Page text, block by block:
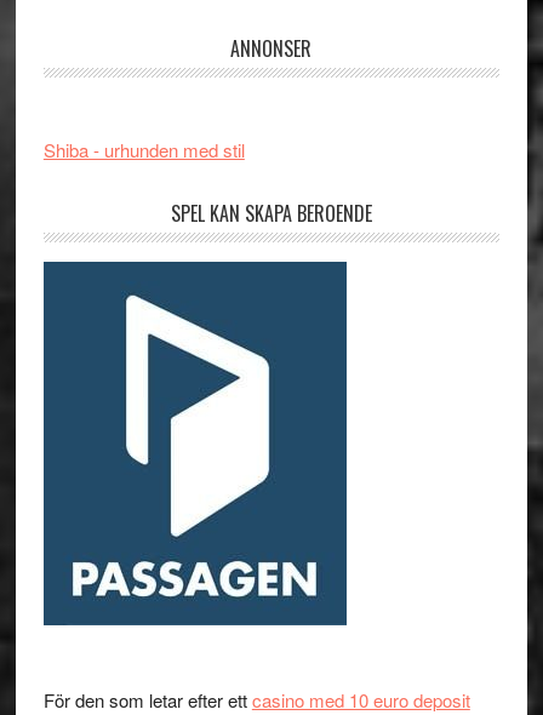
ANNONSER
Shiba - urhunden med stil
SPEL KAN SKAPA BEROENDE
För den som letar efter ettcasino med 10 euro deposit